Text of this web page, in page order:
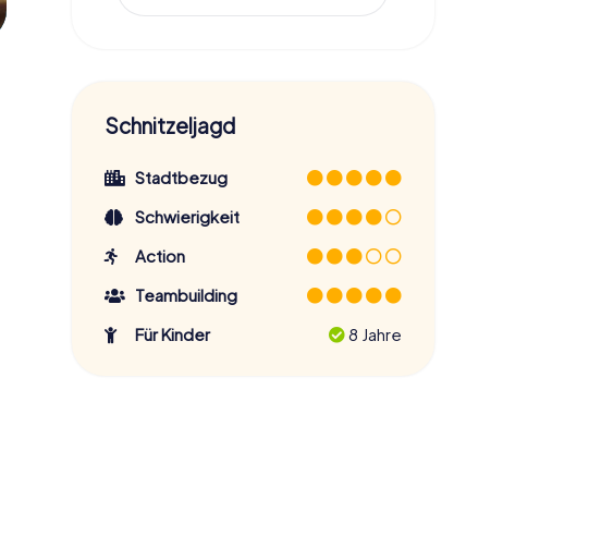
Schnitzeljagd
Stadtbezug
Schwierigkeit
Action
Teambuilding
Für Kinder
8 Jahre